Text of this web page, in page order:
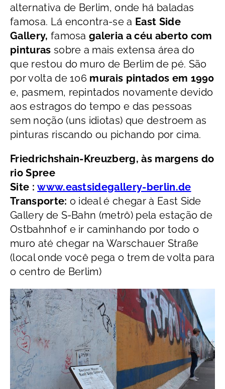
alternativa de Berlim, onde há baladas
famosa. Lá encontra-se a East Side
Gallery, famosagaleria a céu aberto com
pinturas sobre a mais extensa área do
que restou do muro de Berlim de pé. São
por volta de 106 murais pintados em 1990
e, pasmem, repintados novamente devido
aos estragos do tempo e das pessoas
sem noção (uns idiotas) que destroem as
pinturas riscando ou pichando por cima.
Friedrichshain-Kreuzberg, às margens do
rio Spree
Site :www.eastsidegallery-berlin.de
Transporte: o ideal é chegar à East Side
Gallery de S-Bahn (metrô) pela estação de
Ostbahnhof e ir caminhando por todo o
muro até chegar na Warschauer Straße
(local onde você pega o trem de volta para
o centro de Berlim)